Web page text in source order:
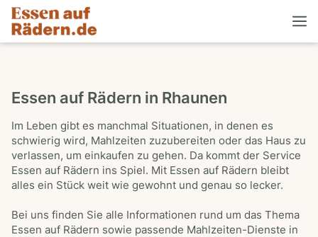
Essen auf Rädern in Rhaunen
Im Leben gibt es manchmal Situationen, in denen es
schwierig wird, Mahlzeiten zuzubereiten oder das Haus zu
verlassen, um einkaufen zu gehen. Da kommt der Service
Essen auf Rädern ins Spiel. Mit Essen auf Rädern bleibt
alles ein Stück weit wie gewohnt und genau so lecker.
Bei uns finden Sie alle Informationen rund um das Thema
Essen auf Rädern sowie passende Mahlzeiten-Dienste in